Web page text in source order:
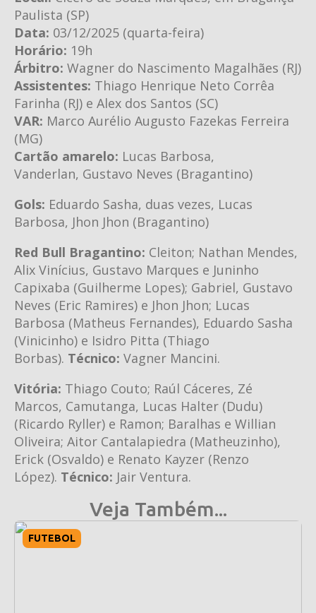
Paulista (SP)
Data: 03/12/2025 (quarta-feira)
Horário: 19h
Árbitro: Wagner do Nascimento Magalhães (RJ)
Assistentes: Thiago Henrique Neto Corrêa
Farinha (RJ) e Alex dos Santos (SC)
VAR: Marco Aurélio Augusto Fazekas Ferreira
(MG)
Cartão amarelo: Lucas Barbosa,
Vanderlan, Gustavo Neves (Bragantino)
Gols: Eduardo Sasha, duas vezes, Lucas
Barbosa, Jhon Jhon (Bragantino)
Red Bull Bragantino: Cleiton; Nathan Mendes,
Alix Vinícius, Gustavo Marques e Juninho
Capixaba (Guilherme Lopes); Gabriel, Gustavo
Neves (Eric Ramires) e Jhon Jhon; Lucas
Barbosa (Matheus Fernandes), Eduardo Sasha
(Vinicinho) e Isidro Pitta (Thiago
Borbas). Técnico: Vagner Mancini.
Vitória: Thiago Couto; Raúl Cáceres, Zé
Marcos, Camutanga, Lucas Halter (Dudu)
(Ricardo Ryller) e Ramon; Baralhas e Willian
Oliveira; Aitor Cantalapiedra (Matheuzinho),
Erick (Osvaldo) e Renato Kayzer (Renzo
López). Técnico: Jair Ventura.
Veja Também...
FUTEBOL